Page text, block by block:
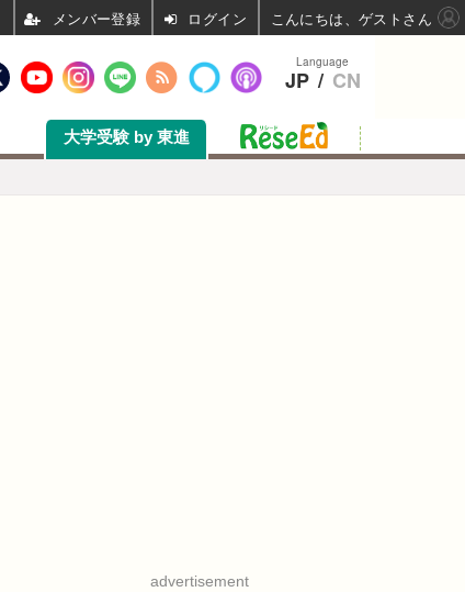
大学受験 by 東進
advertisement
Language
JP / CN
ログイン こんにちは、ゲストさん